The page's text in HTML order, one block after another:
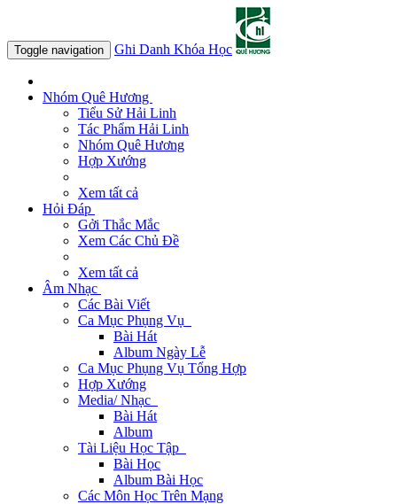
Toggle navigation Ghi Danh Khóa Học
Nhóm Quê Hương
Tiểu Sử Hải Linh
Tác Phẩm Hải Linh
Nhóm Quê Hương
Hợp Xướng
Xem tất cả
Hỏi Đáp
Gởi Thắc Mắc
Xem Các Chủ Đề
Xem tất cả
Âm Nhạc
Các Bài Viết
Ca Mục Phụng Vụ
Bài Hát
Album Ngày Lễ
Ca Mục Phụng Vụ Tổng Hợp
Hợp Xướng
Media/ Nhạc
Bài Hát
Album
Tài Liệu Học Tập
Bài Học
Album Bài Học
Các Môn Học Trên Mạng